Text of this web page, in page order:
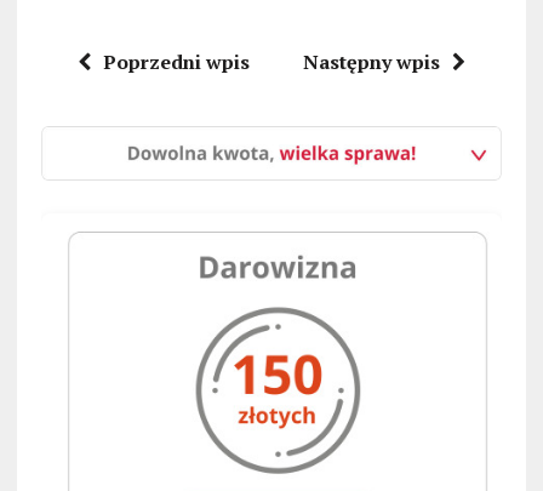
Poprzedni wpis Następny wpis